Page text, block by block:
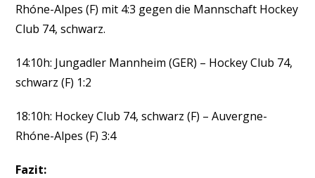
Rhóne-Alpes (F) mit 4:3 gegen die Mannschaft Hockey
Club 74, schwarz.
14:10h: Jungadler Mannheim (GER) – Hockey Club 74,
schwarz (F) 1:2
18:10h: Hockey Club 74, schwarz (F) – Auvergne-
Rhóne-Alpes (F) 3:4
Fazit: